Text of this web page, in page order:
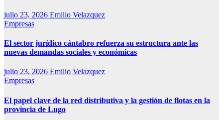
julio 23, 2026 Emilio Velazquez
Empresas
El sector jurídico cántabro refuerza su estructura ante las
nuevas demandas sociales y económicas
julio 23, 2026 Emilio Velazquez
Empresas
El papel clave de la red distributiva y la gestión de flotas en la
provincia de Lugo